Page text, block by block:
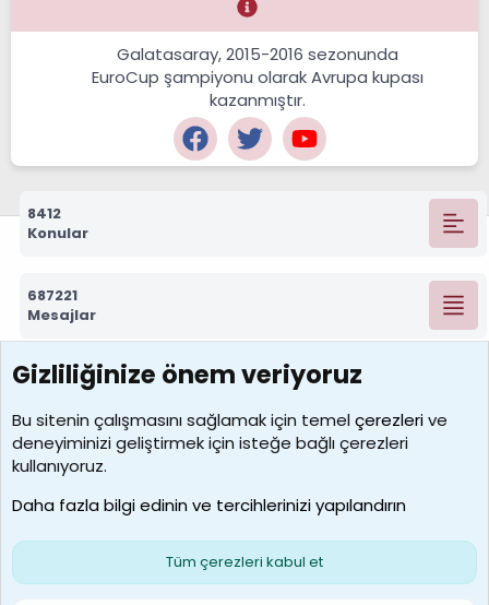
Galatasaray, 2015-2016 sezonunda
EuroCup şampiyonu olarak Avrupa kupası
kazanmıştır.
8412
Konular
687221
Mesajlar
7388
Kullanıcılar
borabekirogluu
Son üye
Çerezler
S
Gizliliğinize önem veriyoruz
Bu sitenin çalışmasını sağlamak için temelçerezlerive
deneyiminizi geliştirmek için isteğe bağlı çerezleri
kullanıyoruz.
Daha fazla bilgi edinin ve tercihlerinizi yapılandırın
Tüm çerezleri kabul et